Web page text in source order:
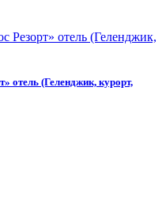
отель (Геленджик, курорт,